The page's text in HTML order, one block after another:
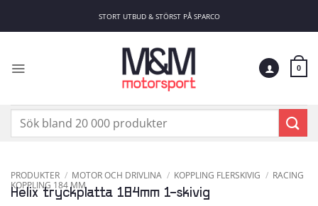
STORT UTBUD & STÖRST PÅ SPARCO
0
Sök
PRODUKTER / MOTOR OCH DRIVLINA / KOPPLING FLERSKIVIG / RACING
KOPPLING 184 MM
Helix tryckplatta 184mm 1-skivig